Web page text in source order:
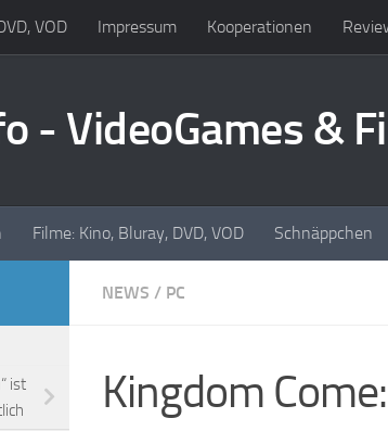
VOD Impressum Kooperationen
- VideoGames &
Filme: Kino, Bluray, DVD, VOD Schnäppchen
NEWS / PC
Kingdom
ist